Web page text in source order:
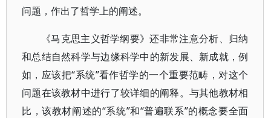
问题，作出了哲学上的阐述。
《马克思主义哲学纲要》还非常注意分析、归纳
和总结自然科学与边缘科学中的新发展、新成就，例
如，应该把“系统”看作哲学的一个重要范畴，对这个
问题在该教材中进行了较详细的阐释。与其他教材相
比，该教材阐述的“系统”和“普遍联系”的概念要全面